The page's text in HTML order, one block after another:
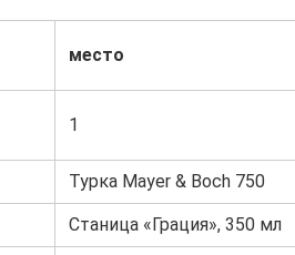
место
1
Турка Mayer & Boch 750
Станица «Грация», 350 мл